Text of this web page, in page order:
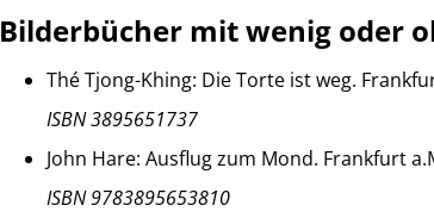
Bilderbücher mit wenig oder
Thé Tjong-Khing: Die Torte ist weg.
ISBN 3895651737
John Hare: Ausflug zum Mond. Frankfurt
ISBN 9783895653810